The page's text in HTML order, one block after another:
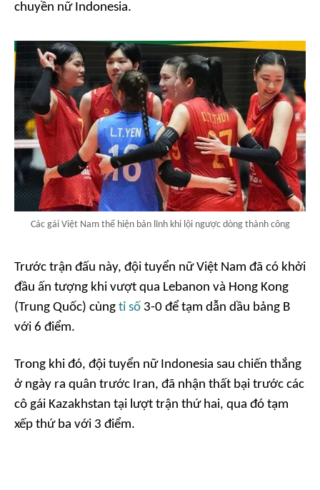
chuyền nữ Indonesia.
Các gái Việt Nam thể hiện bản lĩnh khi lội ngược dòng thành công
Trước trận đấu này, đội tuyển nữ Việt Nam đã có khởi
đầu ấn tượng khi vượt qua Lebanon và Hong Kong
(Trung Quốc) cùng tỉ số 3-0 để tạm dẫn dầu bảng B
với 6 điểm.
Trong khi đó, đội tuyển nữ Indonesia sau chiến thắng
ở ngày ra quân trước Iran, đã nhận thất bại trước các
cô gái Kazakhstan tại lượt trận thứ hai, qua đó tạm
xếp thứ ba với 3 điểm.